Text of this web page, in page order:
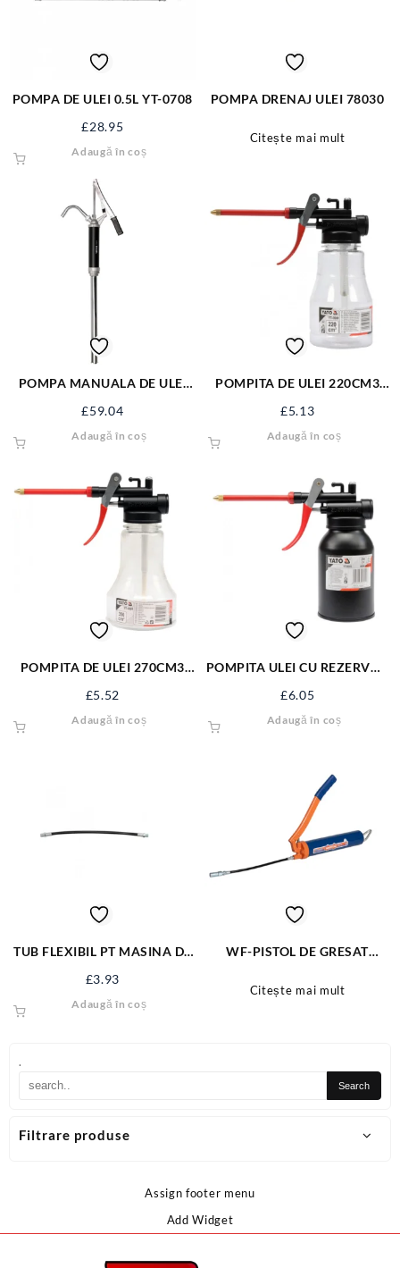
.
Filtrare produse
POMPA DE ULEI 0.5L YT-0708
£28.95
Adaugă în coș
POMPA DRENAJ ULEI 78030
Citește mai mult
POMPA MANUALA DE ULEI
£59.04
Adaugă în coș
POMPITA DE ULEI 220CM3
£5.13
Adaugă în coș
POMPITA DE ULEI 270CM3
£5.52
Adaugă în coș
POMPITA ULEI CU REZERVOR
£6.05
Adaugă în coș
TUB FLEXIBIL PT MASINA DE
£3.93
Adaugă în coș
WF-PISTOL DE GRESAT
Citește mai mult
Assign footer menu
Add Widget